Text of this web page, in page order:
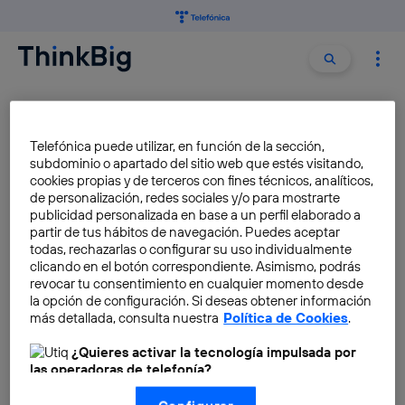
Buscar
#HashtagDay: ¿cuál es el
origen del hashtag?
Alba Soriano
¿Cuál es la historia y el origen
de los hashtags?
Gabriela González
Telefónica puede utilizar, en función de la sección,
subdominio o apartado del sitio web que estés visitando,
cookies propias y de terceros con fines técnicos, analíticos,
de personalización, redes sociales y/o para mostrarte
publicidad personalizada en base a un perfil elaborado a
partir de tus hábitos de navegación. Puedes aceptar
todas, rechazarlas o configurar su uso individualmente
clicando en el botón correspondiente. Asimismo, podrás
revocar tu consentimiento en cualquier momento desde
la opción de configuración. Si deseas obtener información
más detallada, consulta nuestra Política de Cookies.
¿Quieres activar la tecnología impulsada por
las operadoras de telefonía?
Nosotros, Telefónica S.A., utilizamos la tecnología Utiq para